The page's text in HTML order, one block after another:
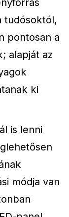
tudósoktól,
pontosan a
alapját az
ki
is lenni
módja van